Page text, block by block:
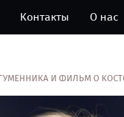
Контакты О нас
И ФИЛЬМ О